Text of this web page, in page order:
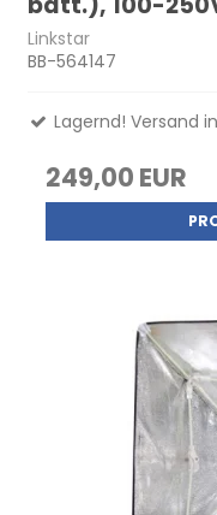
Linkstar
BB-564147
Lagernd! Versand
249,00 EUR